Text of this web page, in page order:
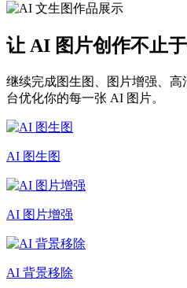
让 AI 图片创作不止
继续完成图生图、图片增强、
台优化你的每一张 AI 图片。
AI 图生图
AI 图片增强
AI 背景移除